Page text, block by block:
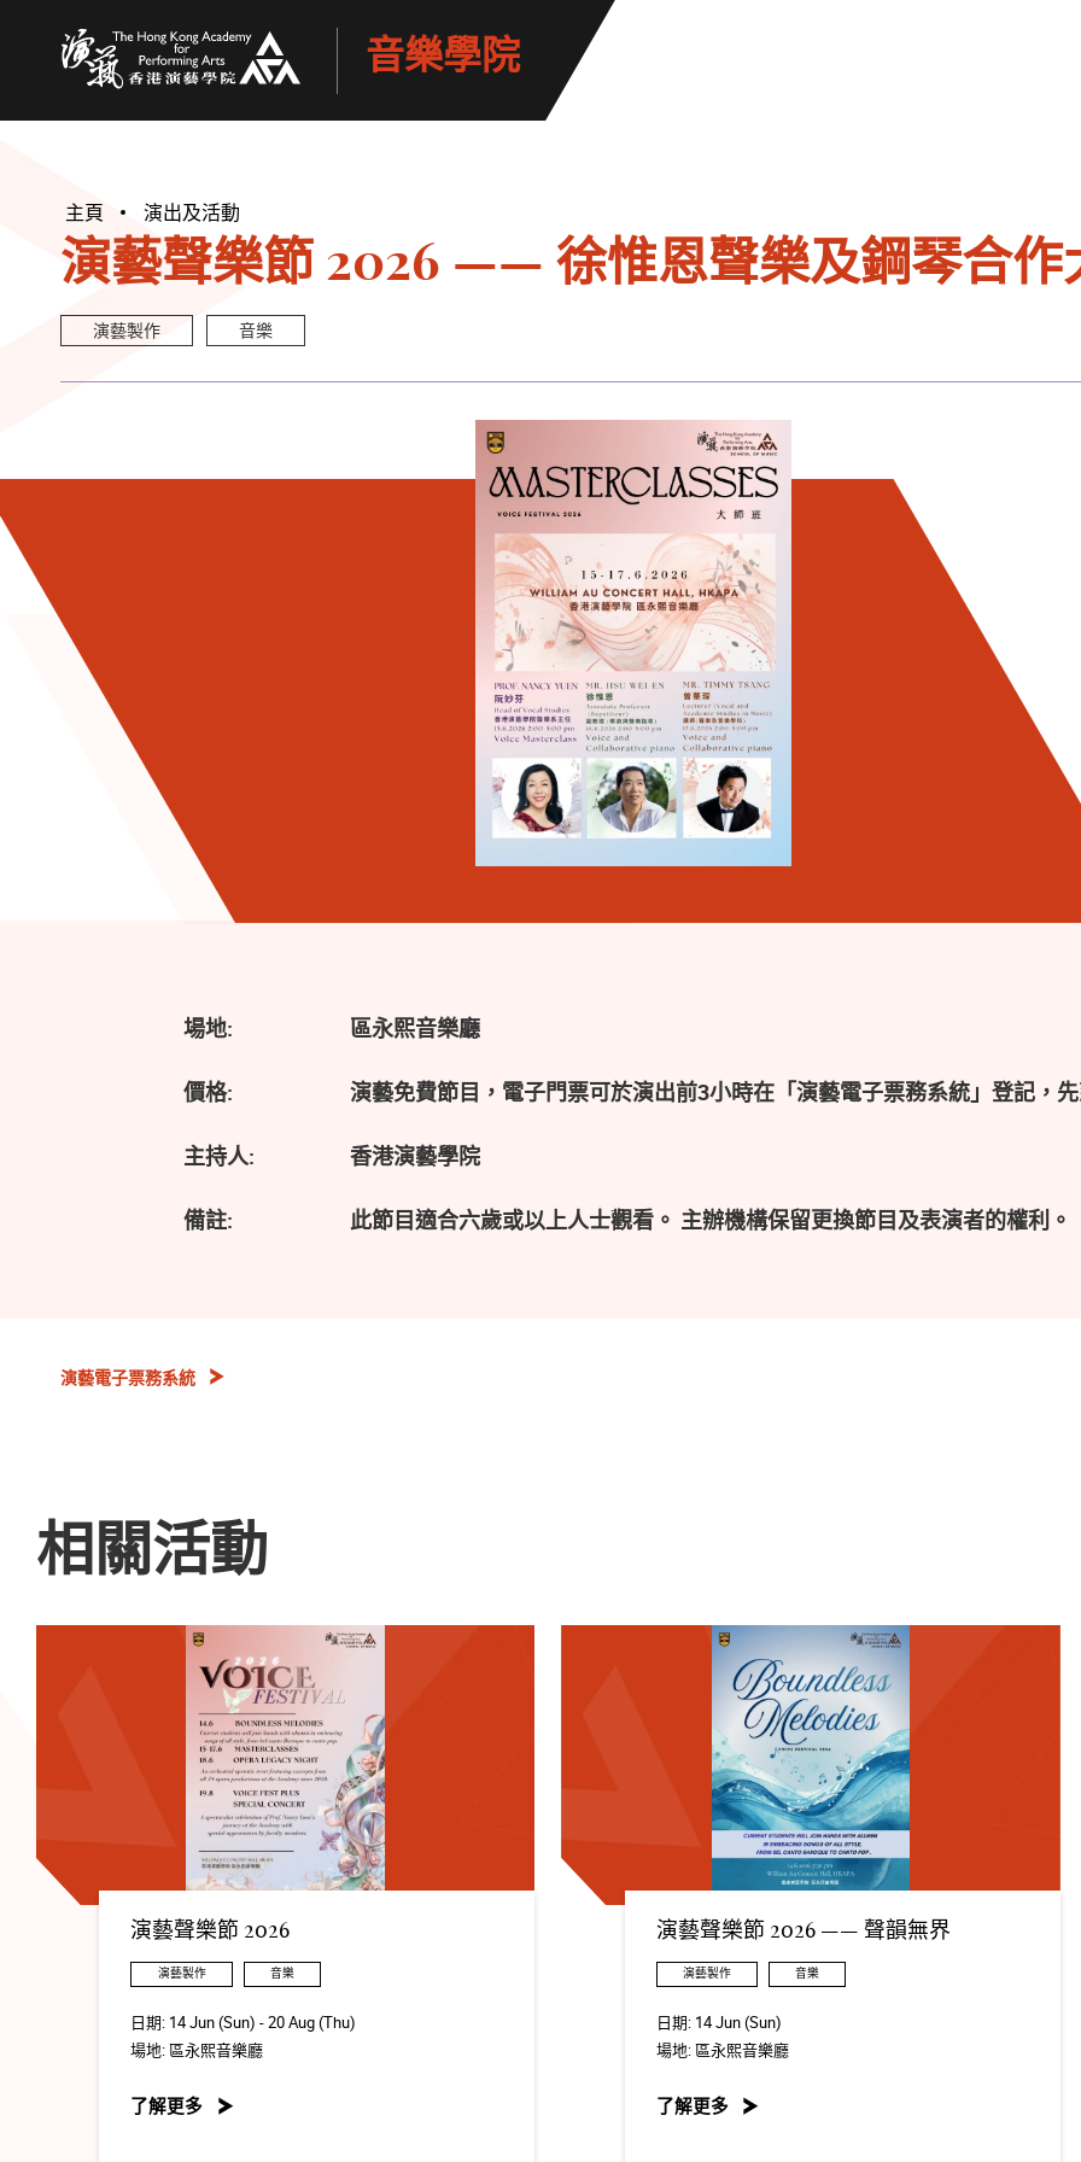
音樂學院
主頁 演出及活動
演藝聲樂節 2026 —— 徐惟恩聲樂及鋼琴合作
演藝製作 音樂
場地: 區永熙音樂廳
價格: 演藝免費節目，電子門票可於演出前3小時在「演藝電子票務系統」登記，
主持人: 香港演藝學院
備註: 此節目適合六歲或以上人士觀看。 主辦機構保留更換節目及表演者的權利。
演藝電子票務系統
相關活動
演藝聲樂節 2026
演藝製作 音樂
日期: 14 Jun (Sun) - 20 Aug (Thu)
場地:區永熙音樂廳
了解更多
演藝聲樂節 2026 —— 聲韻無界
演藝製作 音樂
日期: 14 Jun (Sun)
場地:區永熙音樂廳
了解更多